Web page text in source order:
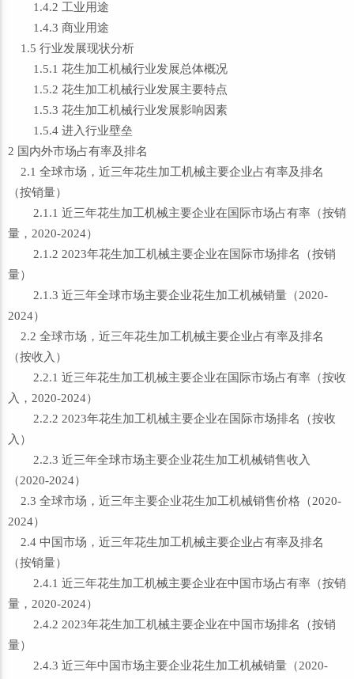
1.4.2 工业用途
1.4.3 商业用途
1.5 行业发展现状分析
1.5.1 花生加工机械行业发展总体概况
1.5.2 花生加工机械行业发展主要特点
1.5.3 花生加工机械行业发展影响因素
1.5.4 进入行业壁垒
2 国内外市场占有率及排名
2.1 全球市场，近三年花生加工机械主要企业占有率及排名
（按销量）
2.1.1 近三年花生加工机械主要企业在国际市场占有率（按销
量，2020-2024）
2.1.2 2023年花生加工机械主要企业在国际市场排名（按销
量）
2.1.3 近三年全球市场主要企业花生加工机械销量（2020-
2024）
2.2 全球市场，近三年花生加工机械主要企业占有率及排名
（按收入）
2.2.1 近三年花生加工机械主要企业在国际市场占有率（按收
入，2020-2024）
2.2.2 2023年花生加工机械主要企业在国际市场排名（按收
入）
2.2.3 近三年全球市场主要企业花生加工机械销售收入
（2020-2024）
2.3 全球市场，近三年主要企业花生加工机械销售价格（2020-
2024）
2.4 中国市场，近三年花生加工机械主要企业占有率及排名
（按销量）
2.4.1 近三年花生加工机械主要企业在中国市场占有率（按销
量，2020-2024）
2.4.2 2023年花生加工机械主要企业在中国市场排名（按销
量）
2.4.3 近三年中国市场主要企业花生加工机械销量（2020-